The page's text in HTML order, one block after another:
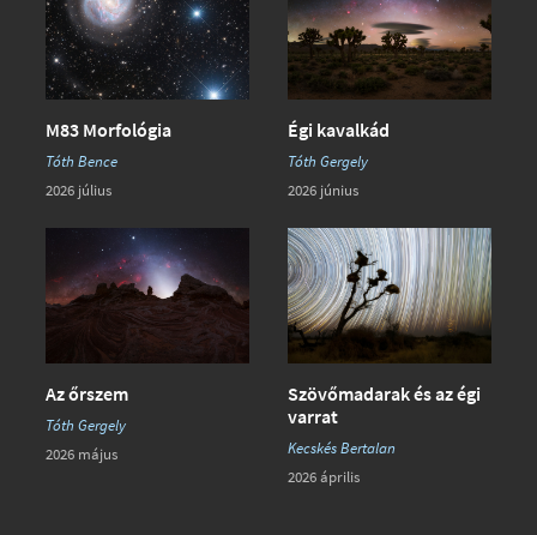
M83 Morfológia
Tóth Bence
2026 július
Égi kavalkád
Tóth Gergely
2026 június
Az őrszem
Tóth Gergely
2026 május
Szövőmadarak és az égi
varrat
Kecskés Bertalan
2026 április